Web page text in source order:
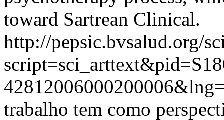
toward Sartrean Clinical.
http://pepsic.bvsalud.org/
trabalho tem como